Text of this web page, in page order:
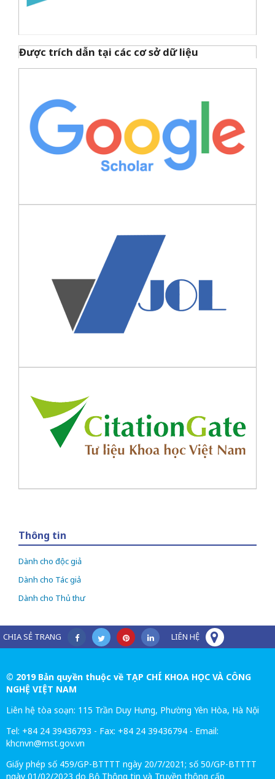
Được trích dẫn tại các cơ sở dữ liệu
Thông tin
Dành cho độc giả
Dành cho Tác giả
Dành cho Thủ thư
CHIA SẺ TRANG LIÊN HỆ
© 2019 Bản quyền thuộc về TẠP CHÍ KHOA HỌC VÀ CÔNG
NGHỆ VIỆT NAM
Liên hệ tòa soạn: 115 Trần Duy Hưng, Phường Yên Hòa, Hà Nội
Tel: +84 24 39436793 - Fax: +84 24 39436794 - Email:
khcnvn@mst.gov.vn
Giấy phép số 459/GP-BTTTT ngày 20/7/2021; số 50/GP-BTTTT
ngày 01/02/2023 do Bộ Thông tin và Truyền thông cấp